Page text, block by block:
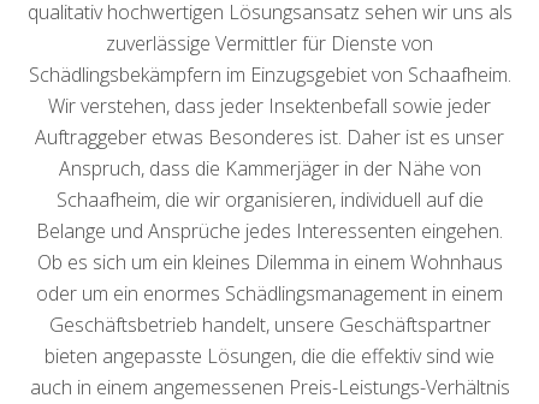
qualitativ hochwertigen Lösungsansatz sehen wir uns als
zuverlässige Vermittler für Dienste von
Schädlingsbekämpfern im Einzugsgebiet von Schaafheim.
Wir verstehen, dass jeder Insektenbefall sowie jeder
Auftraggeber etwas Besonderes ist. Daher ist es unser
Anspruch, dass die Kammerjäger in der Nähe von
Schaafheim, die wir organisieren, individuell auf die
Belange und Ansprüche jedes Interessenten eingehen.
Ob es sich um ein kleines Dilemma in einem Wohnhaus
oder um ein enormes Schädlingsmanagement in einem
Geschäftsbetrieb handelt, unsere Geschäftspartner
bieten angepasste Lösungen, die die effektiv sind wie
auch in einem angemessenen Preis-Leistungs-Verhältnis